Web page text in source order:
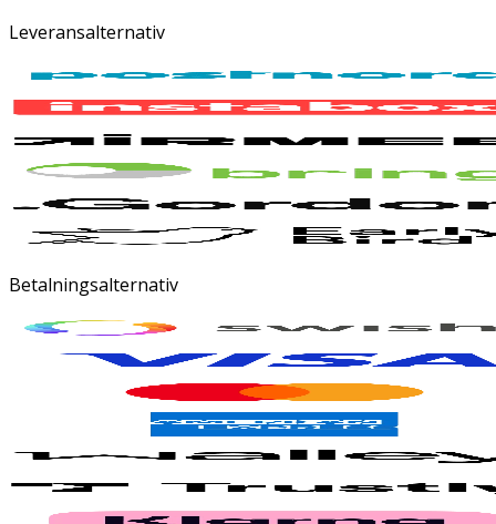
Leveransalternativ
Betalningsalternativ